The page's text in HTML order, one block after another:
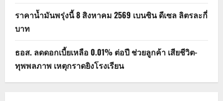
ราคาน้ำมันพรุ่งนี้ 8 สิงหาคม 2569 เบนซิน ดีเซล ลิตรละกี่
บาท
ธอส. ลดดอกเบี้ยเหลือ 0.01% ต่อปี ช่วยลูกค้า เสียชีวิต-
ทุพพลภาพ เหตุกราดยิงโรงเรียน